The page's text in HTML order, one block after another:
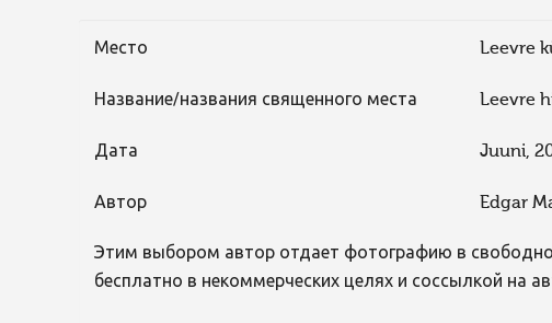
Место Leevre
Название/названия священного места Leevre
Дата Juuni,
Автор Edgar
Этим выбором автор отдает фотографию в
бесплатно в некоммерческих целях и соссылкой на